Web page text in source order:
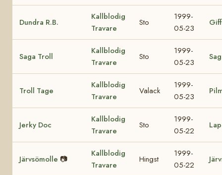
Dundra R.B.
Kallblodig
Travare
Sto
1999-
05-23
Saga Troll
Kallblodig
Travare
Sto
1999-
05-23
Troll Tage
Kallblodig
Travare
Valack
1999-
05-23
Jerky Doc
Kallblodig
Travare
Sto
1999-
05-22
Järvsömolle 📷
Kallblodig
Travare
Hingst
1999-
05-22